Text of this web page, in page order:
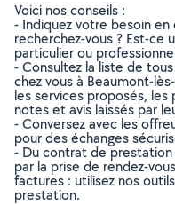
Voici nos conseils :
- Indiquez votre besoin
recherchez-vous ? Est-ce
particulier ou
- Consultez la liste de
chez vous à Beaumont-
les services proposés,
notes et avis laissés par
- Conversez avec les
pour des échanges
- Du contrat de
par la prise de rendez-
factures : utilisez nos
prestation.